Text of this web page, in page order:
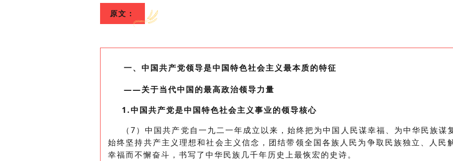
原文：
一、中国共产党领导是中国特色社会主义最本质的特征
——关于当代中国的最高政治领导力量
1.中国共产党是中国特色社会主义事业的领导核心
（7）中国共产党自一九二一年成立以来，始终把为中国人民谋幸福、为中华民族谋
始终坚持共产主义理想和社会主义信念，团结带领全国各族人民为争取民族独立、人民
幸福而不懈奋斗，书写了中华民族几千年历史上最恢宏的史诗。